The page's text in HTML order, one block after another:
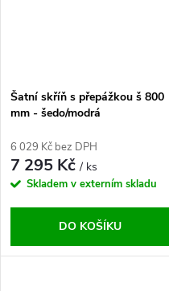
Šatní skříň s přepážkou š 800
mm - šedo/modrá
6 029 Kč bez DPH
7 295 Kč/ ks
Skladem v externím skladu
DO KOŠÍKU